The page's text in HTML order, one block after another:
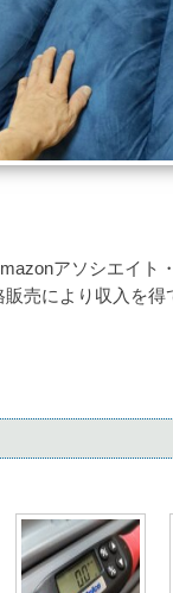
アソシエイト
売により収入を得